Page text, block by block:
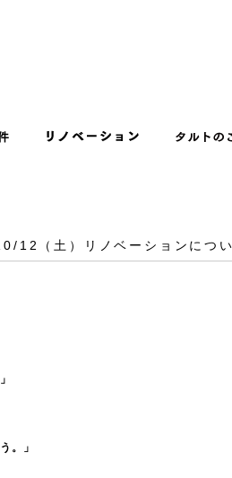
12（土）リノベーションにつ
。」